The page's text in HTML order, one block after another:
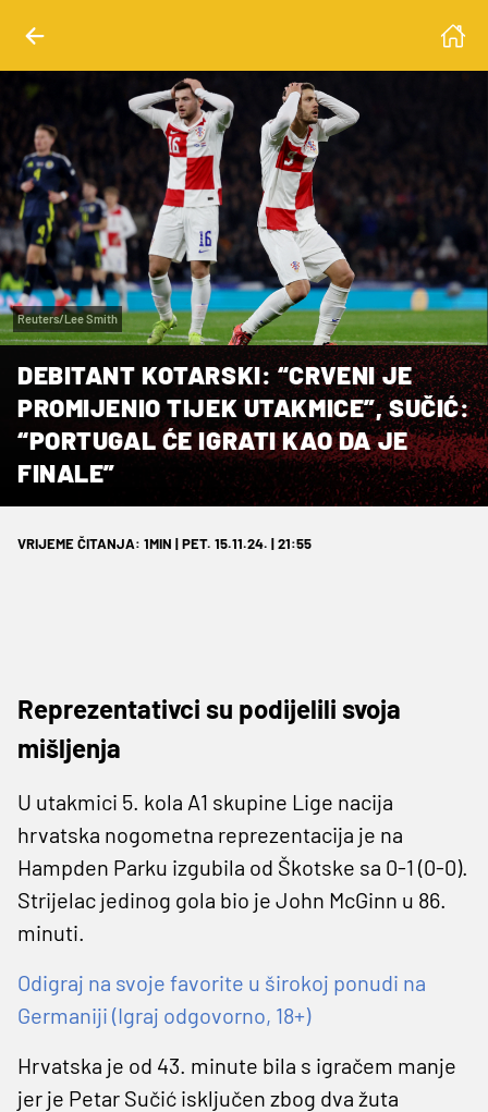
Reuters/Lee Smith
DEBITANT KOTARSKI: “CRVENI JE
PROMIJENIO TIJEK UTAKMICE”, SUČIĆ:
“PORTUGAL ĆE IGRATI KAO DA JE
FINALE”
VRIJEME ČITANJA: 1MIN | PET. 15.11.24. | 21:55
Reprezentativci su podijelili svoja
mišljenja
U utakmici 5. kola A1 skupine Lige nacija
hrvatska nogometna reprezentacija je na
Hampden Parku izgubila od Škotske sa 0-1 (0-0).
Strijelac jedinog gola bio je John McGinn u 86.
minuti.
Odigraj na svoje favorite u širokoj ponudi na
Germaniji (Igraj odgovorno, 18+)
Hrvatska je od 43. minute bila s igračem manje
jer je Petar Sučić isključen zbog dva žuta